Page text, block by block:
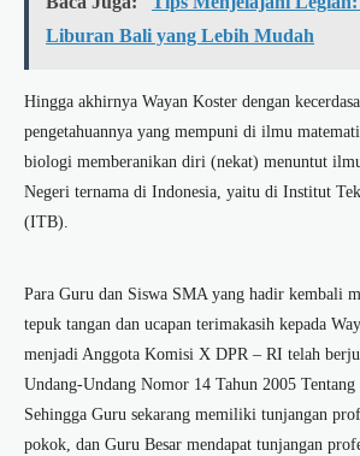
Liburan Bali yang Lebih Mudah
Hingga akhirnya Wayan Koster dengan
pengetahuannya yang mempuni di ilmu
biologi memberanikan diri (nekat) menuntut
Negeri ternama di Indonesia, yaitu di Institut
(ITB).
Para Guru dan Siswa SMA yang hadir kembali
tepuk tangan dan ucapan terimakasih kepada
menjadi Anggota Komisi X DPR – RI telah
Undang-Undang Nomor 14 Tahun 2005 Tentang
Sehingga Guru sekarang memiliki tunjangan
pokok, dan Guru Besar mendapat tunjangan